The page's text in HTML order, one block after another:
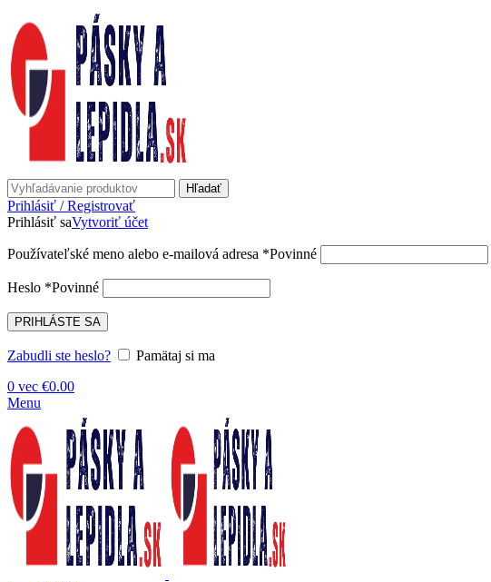
Hľadať
Prihlásiť / Registrovať
Prihlásiť saVytvoriť účet
Používateľské meno alebo e-mailová adresa *Povinné
Heslo *Povinné
PRIHLÁSTE SA
Zabudli ste heslo?
Pamätaj si ma
0 vec €0.00
Menu